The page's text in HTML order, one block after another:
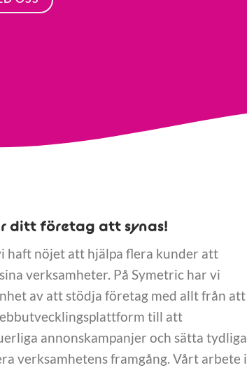
ditt företag att synas!
haft nöjet att hjälpa flera kunder att
verksamheter. På Symetric har vi
av att stödja företag med allt från att
till att
annonskampanjer och sätta tydliga
verksamhetens framgång. Vårt arbete i